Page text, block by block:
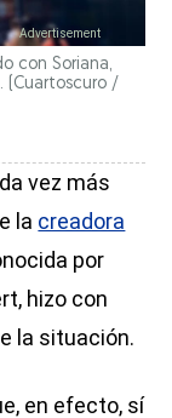
con Soriana,
(Cuartoscuro /
vez más
la creadora
por
hizo con
la situación.
en efecto, sí